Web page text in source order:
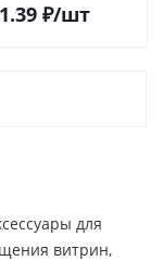
₽/шт
для
витрин,